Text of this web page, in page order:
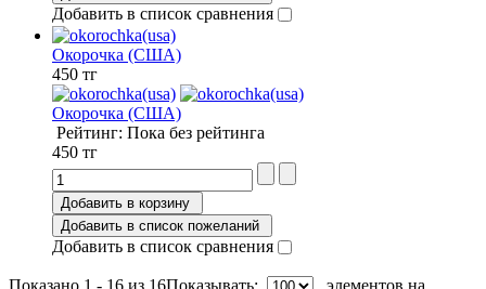
Добавить в список сравнения
Окорочка (США)
450 тг
Окорочка (США)
Рейтинг: Пока без рейтинга
450 тг
Добавить в корзину
Добавить в список пожеланий
Добавить в список сравнения
Показано 1 - 16 из 16Показывать: элементов на